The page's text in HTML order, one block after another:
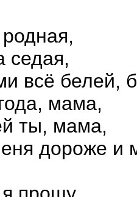
седая,
всё белей,
мама,
ты, мама,
дороже и